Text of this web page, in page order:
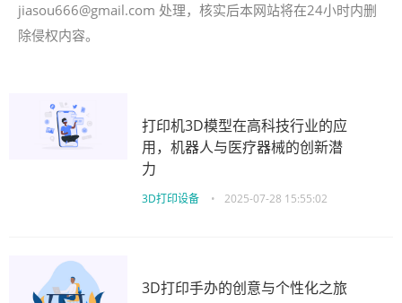
jiasou666@gmail.com 处理，核实后本网站将在24小时内删
除侵权内容。
打印机3D模型在高科技行业的应
用，机器人与医疗器械的创新潜
力
3D打印设备 • 2025-07-28 15:55:02
3D打印手办的创意与个性化之旅